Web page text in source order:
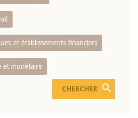
et établissements financiers
et monétaire